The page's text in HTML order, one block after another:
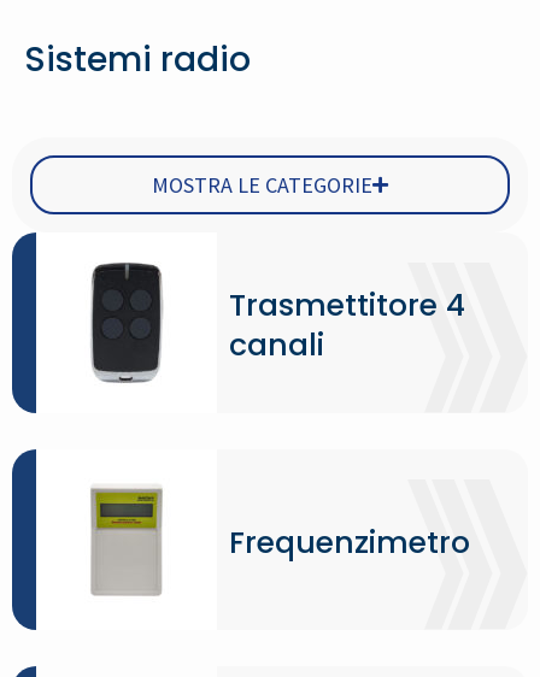
Sistemi radio
MOSTRA LE CATEGORIE
Trasmettitore 4
canali
Frequenzimetro